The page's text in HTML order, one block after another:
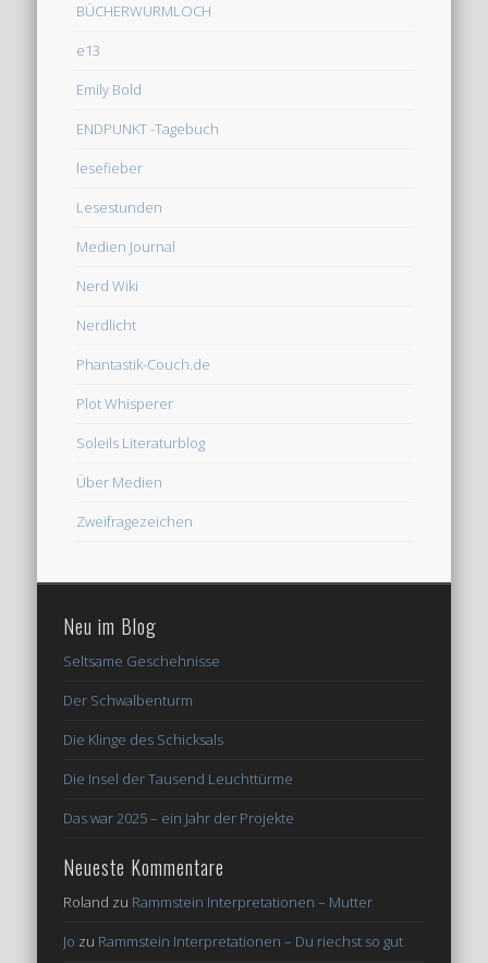
BÜCHERWURMLOCH
e13
Emily Bold
ENDPUNKT -Tagebuch
lesefieber
Lesestunden
Medien Journal
Nerd Wiki
Nerdlicht
Phantastik-Couch.de
Plot Whisperer
Soleils Literaturblog
Über Medien
Zweifragezeichen
Neu im Blog
Seltsame Geschehnisse
Der Schwalbenturm
Die Klinge des Schicksals
Die Insel der Tausend Leuchttürme
Das war 2025 – ein Jahr der Projekte
Neueste Kommentare
Roland zu Rammstein Interpretationen – Mutter
Jo zu Rammstein Interpretationen – Du riechst so gut